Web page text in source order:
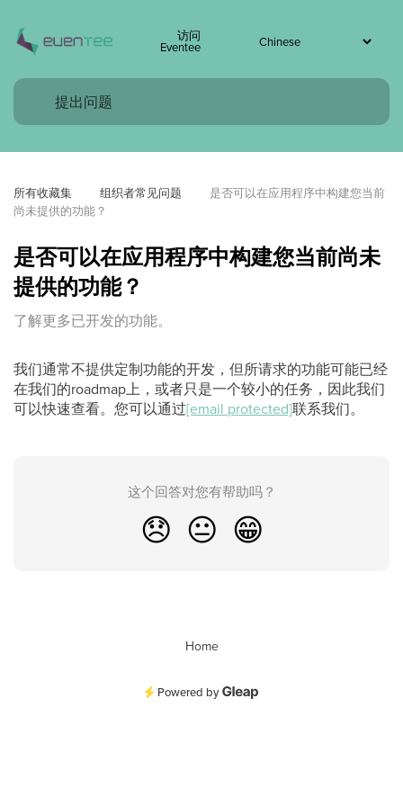
访问
Eventee
所有收藏集 组织者常见问题
是否可以在应用程序中构建您当前
尚未提供的功能？
是否可以在应用程序中构建您当前尚未
提供的功能？
了解更多已开发的功能。
我们通常不提供定制功能的开发，但所请求的功能可能已经
在我们的roadmap上，或者只是一个较小的任务，因此我们
可以快速查看。您可以通过[email protected]联系我们。
这个回答对您有帮助吗？
😞 😐 😁
Home
Powered by